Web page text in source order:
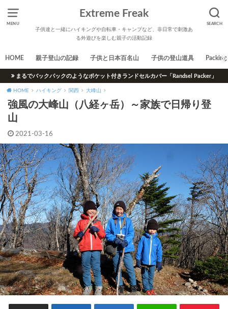
MENU SEARCH
Extreme Freak
子供達と一緒にハイキングや自転車・キャンプなど、非日常で刺激あ
る外遊びを楽しむ親子の活動記録
HOME 親子登山の記録 子供と日本百名山 子供の登山道具 Packing
まるでバックパックのようなポケット付きランドセルカバー「Randsel Packer」
HOME ハイキング 関西 大峰山
強風の大峰山（八経ヶ岳）～家族で日帰り登
山
2021-03-16